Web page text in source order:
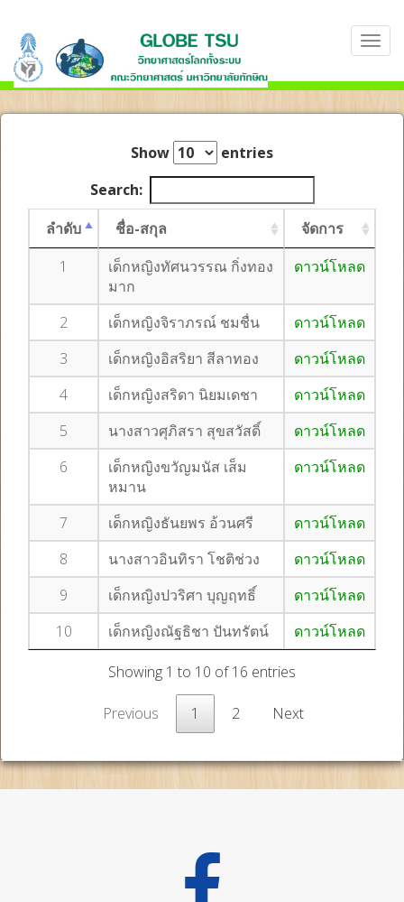
Show
entries
Search:
ลำดับ
ชื่อ-สกุล
จัดการ
1
เด็กหญิงทัศนวรรณ กิ่งทอง
มาก
ดาวน์โหลด
2 เด็กหญิงจิราภรณ์ ชมชื่น
ดาวน์โหลด
3
เด็กหญิงอิสริยา สีลาทอง
ดาวน์โหลด
4
เด็กหญิงสริดา นิยมเดชา
ดาวน์โหลด
5
นางสาวศุภิสรา สุขสวัสดิ์
ดาวน์โหลด
6
เด็กหญิงขวัญมนัส เส็ม
หมาน
ดาวน์โหลด
7 เด็กหญิงธันยพร อ้วนศรี
ดาวน์โหลด
8
นางสาวอินทิรา โชติช่วง
ดาวน์โหลด
9
เด็กหญิงปวริศา บุญฤทธิ์
ดาวน์โหลด
10
เด็กหญิงณัฐธิชา ปันทรัตน์ ดาวน์โหลด
Showing 1 to 10 of 16 entries
Previous 1 2 Next